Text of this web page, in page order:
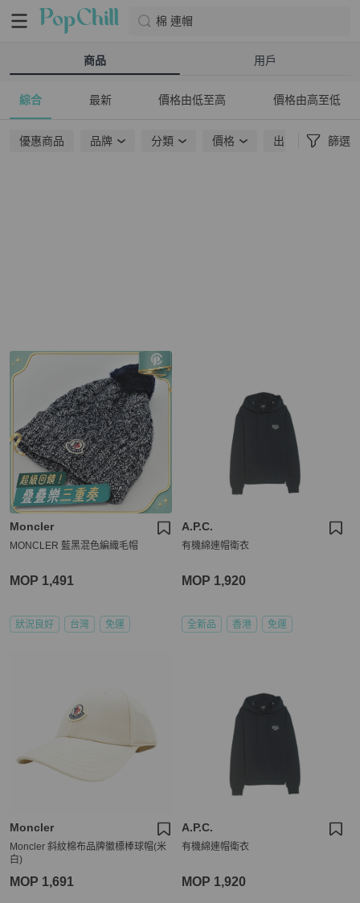
棉 連帽
商品 用戶
綜合 最新 價格由低至高 價格由高至低
優惠商品 品牌 分類 價格 出貨地點 篩選
Moncler
MONCLER 藍黑混色編織毛帽
MOP 1,491
狀況良好 台灣 免運
A.P.C.
有機綿連帽衛衣
MOP 1,920
全新品 香港 免運
Moncler
Moncler 斜紋棉布品牌徽標棒球帽(米
白)
MOP 1,691
A.P.C.
有機綿連帽衛衣
MOP 1,920